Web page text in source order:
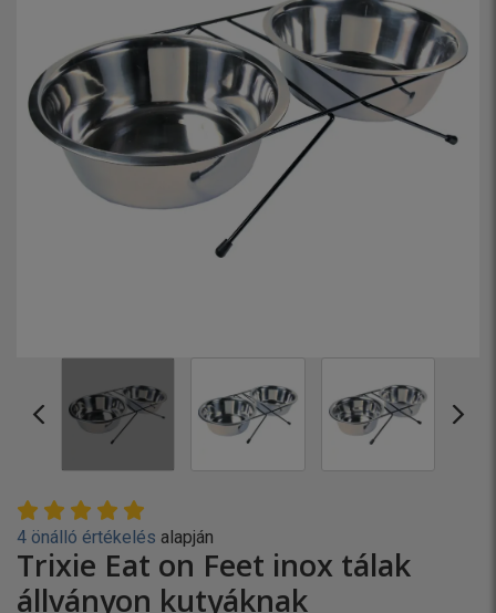
4 önálló értékelés alapján
Trixie Eat on Feet inox tálak
állványon kutyáknak